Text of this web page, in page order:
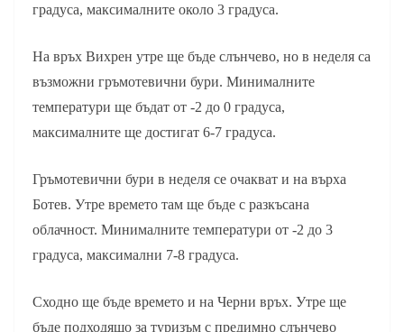
градуса, максималните около 3 градуса.
На връх Вихрен утре ще бъде слънчево, но в неделя са
възможни гръмотевични бури. Минималните
температури ще бъдат от -2 до 0 градуса,
максималните ще достигат 6-7 градуса.
Гръмотевични бури в неделя се очакват и на върха
Ботев. Утре времето там ще бъде с разкъсана
облачност. Минималните температури от -2 до 3
градуса, максимални 7-8 градуса.
Сходно ще бъде времето и на Черни връх. Утре ще
бъде подходящо за туризъм с предимно слънчево